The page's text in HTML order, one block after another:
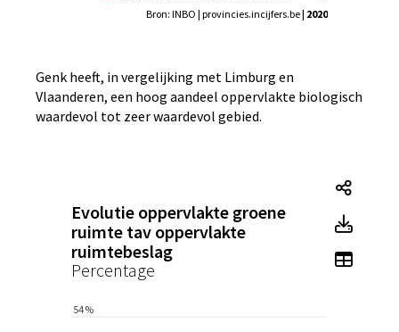
waardevol
Bron: INBO | provincies.incijfers.be| 2020
Genk heeft, in vergelijking met Limburg en
Vlaanderen, een hoog aandeel oppervlakte biologisch
waardevol tot zeer waardevol gebied.
Evolutie oppervlakte groene
ruimte tav oppervlakte
ruimtebeslag
Percentage
Toon